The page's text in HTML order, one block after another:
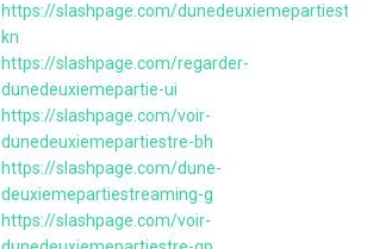
https://slashpage.com/
kn
https://slashpage.com/regarder-
dunedeuxiemepartie-ui
https://slashpage.com/voir-
dunedeuxiemepartiestre-bh
https://slashpage.com/dune-
deuxiemepartiestreaming-g
https://slashpage.com/voir-